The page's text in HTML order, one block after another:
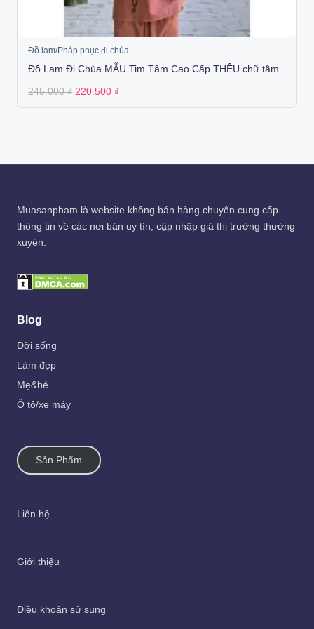
Đồ lam/Pháp phục đi chùa
Đồ Lam Đi Chùa MẪU Tim Tâm Cao Cấp THÊU chữ tầm
245.000₫ Original
was:
220.500 ₫
is:
Muasanpham là website không bán hàng chuyên cung cấp
thông tin về các nơi bán uy tín, cập nhập giá thị trường thường
xuyên.
Blog
Đời sống
Làm đẹp
Mẹ&bé
Ô tô/xe máy
Sản Phẩm
Liên hệ
Giới thiệu
Điều khoản sử sụng